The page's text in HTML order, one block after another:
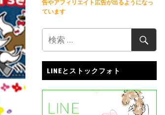
告やアフィリエイト広告が出るようになっ
ています
LINEとストックフォト